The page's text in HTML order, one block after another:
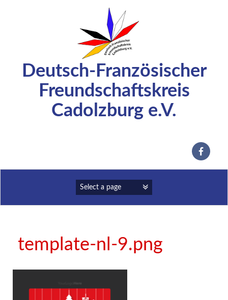
Deutsch-Französischer
Freundschaftskreis
Cadolzburg e.V.
template-nl-9.png